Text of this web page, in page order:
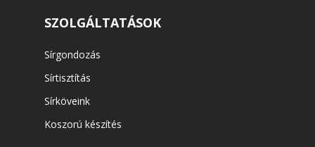
SZOLGÁLTATÁSOK
Sírgondozás
Sírtisztítás
Sírköveink
Koszorú készítés